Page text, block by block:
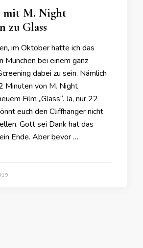
mit M. Night
zu Glass
im Oktober hatte ich das
München bei einem ganz
dabei zu sein. Nämlich
Minuten von M. Night
Film „Glass“. Ja, nur 22
euch den Cliffhanger nicht
Gott sei Dank hat das
Ende. Aber bevor …